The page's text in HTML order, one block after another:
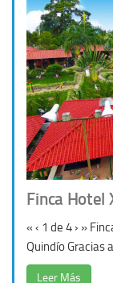
Finca Hotel
« ‹ 1 de 4 › »
Quindío Gracias
Leer Más